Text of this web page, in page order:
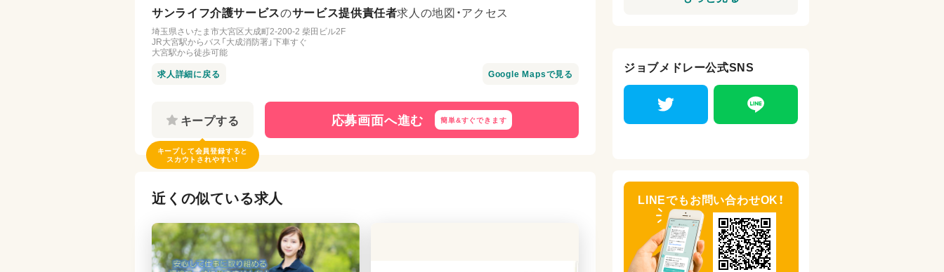
サンライフ介護サービスのサービス提供責任者求人の地図・アクセス
埼玉県さいたま市大宮区大成町2-200-2 柴田ビル2F
JR大宮駅からバス「大成消防署」下車すぐ
大宮駅から徒歩可能
求人詳細に戻る
応募画面へ進む 簡単&すぐできます
キープする
キープして会員登録すると
スカウトされやすい！
近くの似ている求人
ジョブメドレー公式SNS
LINEでもお問い合わせOK！